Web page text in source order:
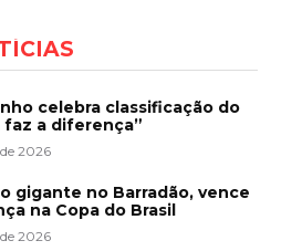
celebra classificação do
a diferença”
2026
gigante no Barradão, vence
na Copa do Brasil
2026